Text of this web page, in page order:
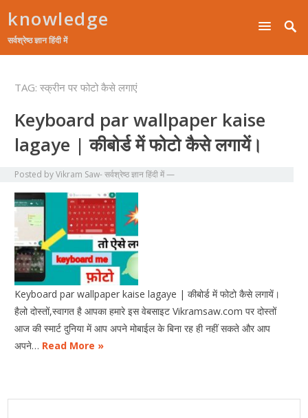
knowledge
सर्वश्रेष्ठ ज्ञान हिंदी में
TAG:स्क्रीन पर फोटो कैसे लगाएं
Keyboard par wallpaper kaise
lagaye | कीबोर्ड में फोटो कैसे लगायें।
Posted byVikram Saw- सर्वश्रेष्ठ ज्ञान हिंदी में—
Keyboard par wallpaper kaise lagaye | कीबोर्ड में फोटो कैसे लगायें।
हैलो दोस्तों,स्वागत है आपका हमारे इस वेबसाइट Vikramsaw.com पर दोस्तों
आज की स्मार्ट दुनिया में आप अपने मोबाईल के बिना रह ही नहीं सकते और आप
अपने… Read More »